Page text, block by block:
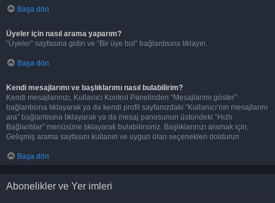
Başa dön
Üyeler için nasıl arama yaparım?
“Üyeler” sayfasına gidin ve “Bir üye bul” bağlantısına tıklayın.
Başa dön
Kendi mesajlarımı ve başlıklarımı nasıl bulabilirim?
Kendi mesajlarınızı, Kullanıcı Kontrol Panelinden “Mesajlarımı göster”
bağlantısına tıklayarak ya da kendi profil sayfanızdaki “Kullanıcı’nın mesajlarını
ara” bağlantısına tıklayarak ya da mesaj panosunun üstündeki “Hızlı
Bağlantılar” menüsüne tıklayarak bulabilirsiniz. Başlıklarınızı aramak için,
Gelişmiş arama sayfasını kullanın ve uygun olan seçenekleri doldurun.
Başa dön
Abonelikler ve Yer imleri